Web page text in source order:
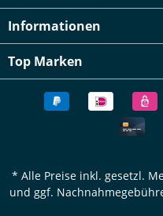
Informationen
Top Marken
* Alle Preise inkl. gesetzl.
und ggf.